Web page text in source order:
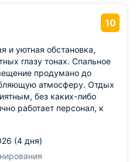
10
и уютная обстановка,
глазу тонах. Спальное
продумано до
атмосферу. Отдых
без каких-либо
работает персонал, к
(4 дня)